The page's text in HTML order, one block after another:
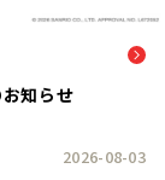
知らせ
2026-08-03